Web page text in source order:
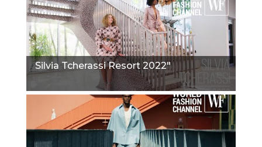
Silvia Tcherassi Resort 2022"